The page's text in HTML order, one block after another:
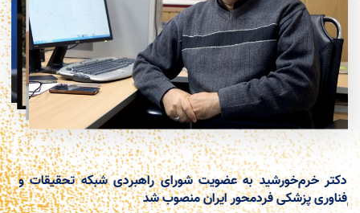
دکتر خرم‌خورشید به عضویت شورای راهبردی شبکه تحقیقات و
فناوری پزشکی فردمحور ایران منصوب شد